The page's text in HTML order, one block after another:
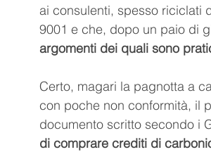
ai consulenti, spesso riciclati
9001 e che, dopo un paio di
argomenti dei quali sono
Certo, magari la pagnotta a
con poche non conformità, il
documento scritto secondo i
di comprare crediti di